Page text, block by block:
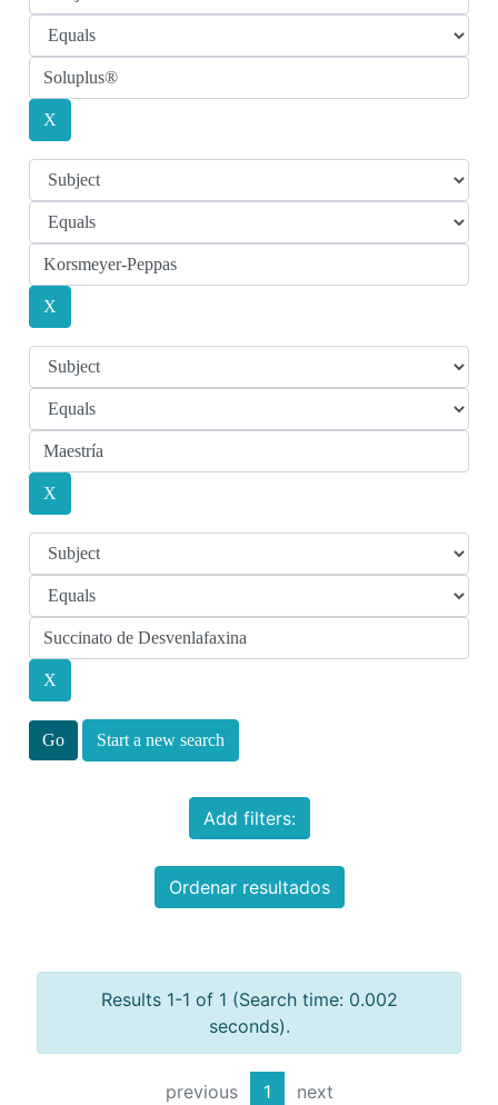
Start a new search
Add filters:
Ordenar resultados
Results 1-1 of 1 (Search time: 0.002
seconds).
previous 1 next